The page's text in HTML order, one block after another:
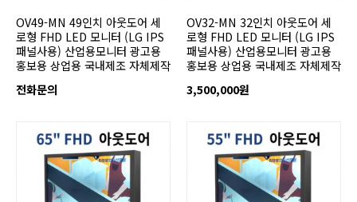
OV49-MN 49인치 아웃도어 세
로형 FHD LED 모니터 (LG IPS
패널사용) 산업용모니터 광고용
홍보용 상업용 국내제조 자체제작
전화문의
OV32-MN 32인치 아웃도어 세
로형 FHD LED 모니터 (LG IPS
패널사용) 산업용모니터 광고용
홍보용 상업용 국내제조 자체제작
3,500,000원